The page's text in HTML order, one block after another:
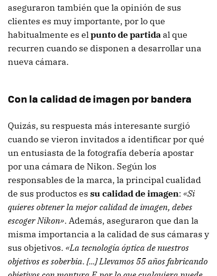
aseguraron también que la opinión de sus
clientes es muy importante, por lo que
habitualmente es elpunto de partida al que
recurren cuando se disponen a desarrollar una
nueva cámara.
Con la calidad de imagen por bandera
Quizás, su respuesta más interesante surgió
cuando se vieron invitados a identificar por qué
un entusiasta de la fotografía debería apostar
por una cámara de Nikon. Según los
responsables de la marca, la principal cualidad
de sus productos es su calidad de imagen: «Si
quieres obtener la mejor calidad de imagen, debes
escoger Nikon». Además, aseguraron que dan la
misma importancia a la calidad de sus cámaras y
sus objetivos. «La tecnología óptica de nuestros
objetivos es soberbia. [...] Llevamos 55 años fabricando